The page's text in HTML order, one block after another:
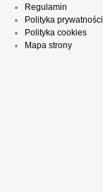
Regulamin
Polityka prywatności
Polityka cookies
Mapa strony